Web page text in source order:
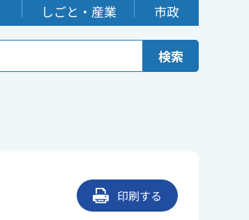
しごと・産業 市政
検索
印刷する